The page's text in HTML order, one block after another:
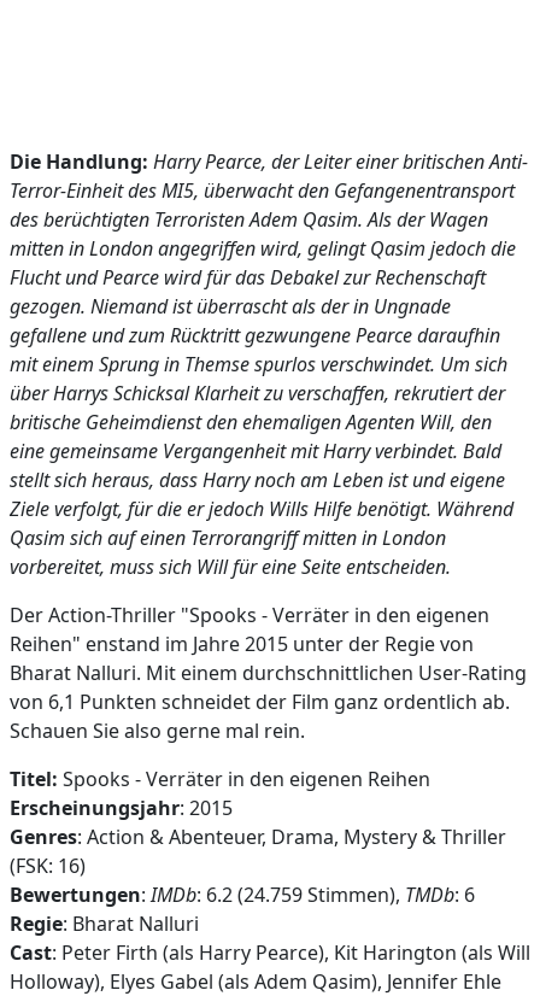
Die Handlung: Harry Pearce, der Leiter einer britischen Anti-
Terror-Einheit des MI5, überwacht den Gefangenentransport
des berüchtigten Terroristen Adem Qasim. Als der Wagen
mitten in London angegriffen wird, gelingt Qasim jedoch die
Flucht und Pearce wird für das Debakel zur Rechenschaft
gezogen. Niemand ist überrascht als der in Ungnade
gefallene und zum Rücktritt gezwungene Pearce daraufhin
mit einem Sprung in Themse spurlos verschwindet. Um sich
über Harrys Schicksal Klarheit zu verschaffen, rekrutiert der
britische Geheimdienst den ehemaligen Agenten Will, den
eine gemeinsame Vergangenheit mit Harry verbindet. Bald
stellt sich heraus, dass Harry noch am Leben ist und eigene
Ziele verfolgt, für die er jedoch Wills Hilfe benötigt. Während
Qasim sich auf einen Terrorangriff mitten in London
vorbereitet, muss sich Will für eine Seite entscheiden.
Der Action-Thriller "Spooks - Verräter in den eigenen
Reihen" enstand im Jahre 2015 unter der Regie von
Bharat Nalluri. Mit einem durchschnittlichen User-Rating
von 6,1 Punkten schneidet der Film ganz ordentlich ab.
Schauen Sie also gerne mal rein.
Titel: Spooks - Verräter in den eigenen Reihen
Erscheinungsjahr: 2015
Genres: Action & Abenteuer, Drama, Mystery & Thriller
(FSK: 16)
Bewertungen:IMDb: 6.2 (24.759 Stimmen), TMDb: 6
Regie: Bharat Nalluri
Cast: Peter Firth (als Harry Pearce), Kit Harington (als Will
Holloway), Elyes Gabel (als Adem Qasim), Jennifer Ehle